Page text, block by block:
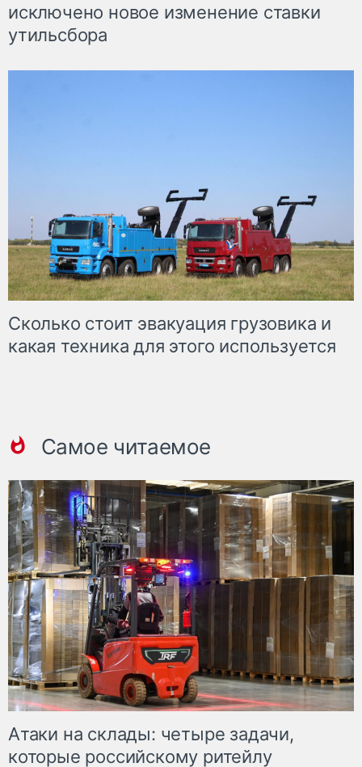
исключено новое изменение ставки
утильсбора
Сколько стоит эвакуация грузовика и
какая техника для этого используется
Самое читаемое
Атаки на склады: четыре задачи,
которые российскому ритейлу